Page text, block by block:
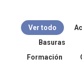
Ver todo
Basuras
Formación